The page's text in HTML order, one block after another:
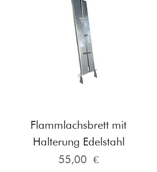
Flammlachsbrett mit
Halterung Edelstahl
Preis
55,00 €